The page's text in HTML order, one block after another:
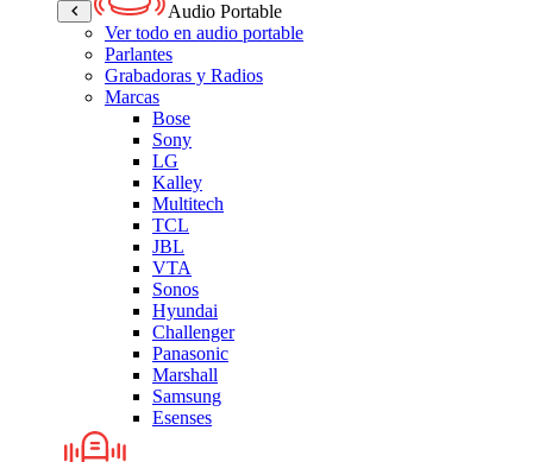
Audio Portable
Ver todo en audio portable
Parlantes
Grabadoras y Radios
Marcas
Bose
Sony
LG
Kalley
Multitech
TCL
JBL
VTA
Sonos
Hyundai
Challenger
Panasonic
Marshall
Samsung
Esenses